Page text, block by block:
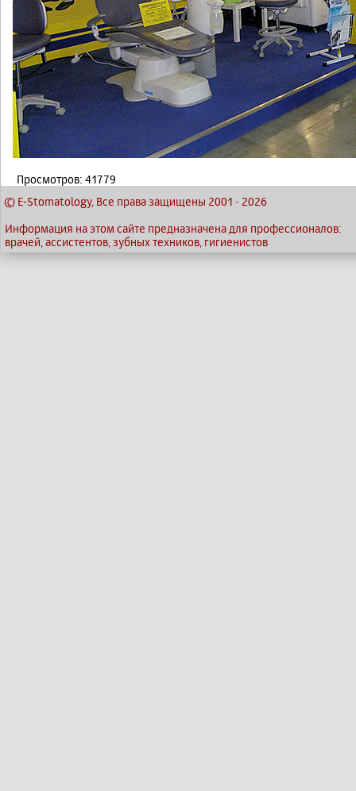
Просмотров: 41779
© E-Stomatology, Все права защищены 2001 - 2026
Информация на этом сайте предназначена для профессионалов:
врачей, ассистентов, зубных техников, гигиенистов